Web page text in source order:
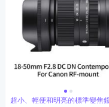
超小、輕便和明亮的標準變焦